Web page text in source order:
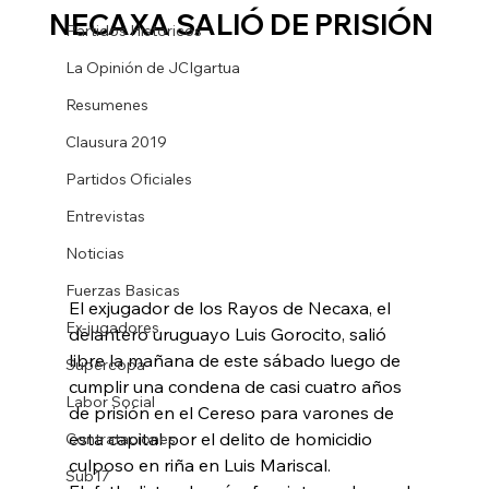
Partidos Historicos
La Opinión de JCIgartua
Resumenes
Clausura 2019
Partidos Oficiales
Entrevistas
Noticias
Fuerzas Basicas
Ex-jugadores
Supercopa
Labor Social
Contrataciones
Sub17
NECAXA SALIÓ DE PRISIÓN
El exjugador de los Rayos de Necaxa, el
delantero uruguayo Luis Gorocito, salió
libre la mañana de este sábado luego de
cumplir una condena de casi cuatro años
de prisión en el Cereso para varones de
esta capital por el delito de homicidio
culposo en riña en Luis Mariscal.